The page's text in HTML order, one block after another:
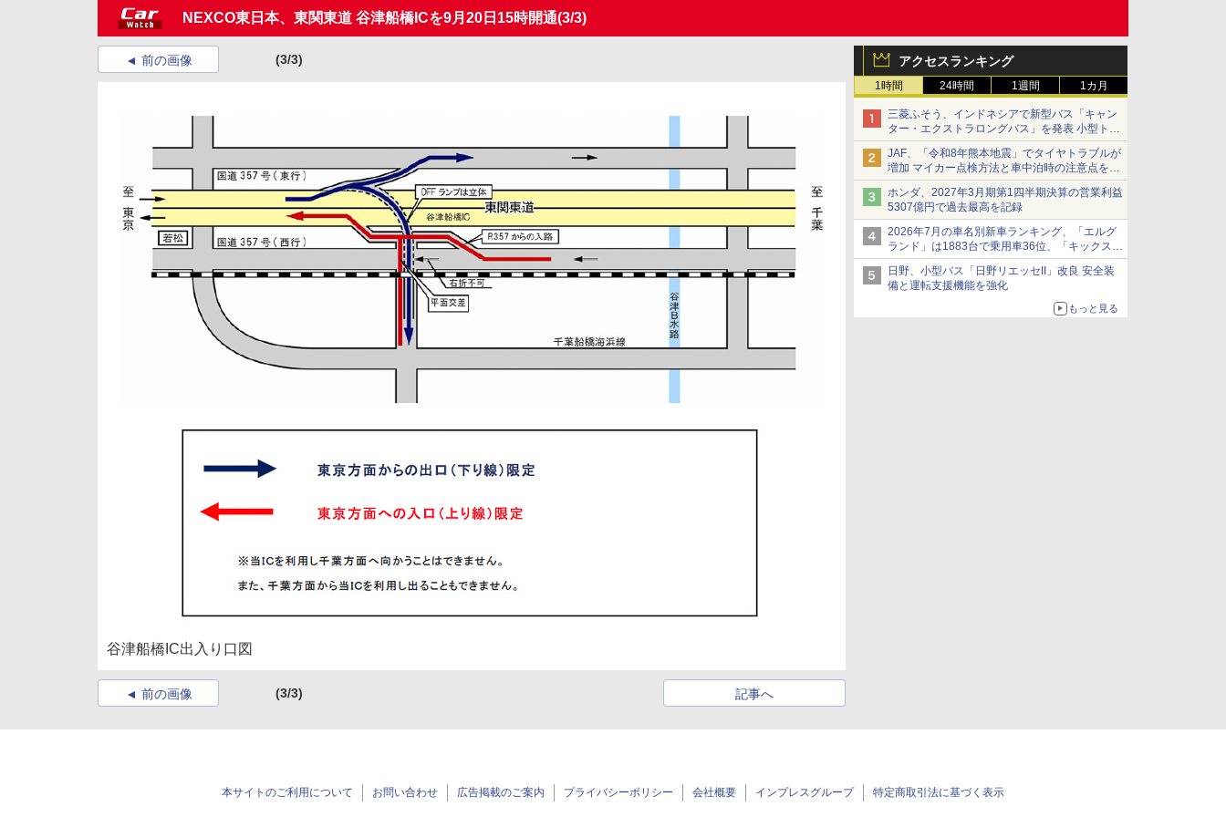
NEXCO東日本、東関東道 谷津船橋ICを9月20日15時開通(3/3)
アクセスランキング
1時間 24時間 1週間 1カ月
三菱ふそう、インドネシアで新型バス「キャン
ター・エクストラロングバス」を発表 小型トラ
ックベースの観光・旅客輸送向けバス
JAF、「令和8年熊本地震」でタイヤトラブルが
増加 マイカー点検方法と車中泊時の注意点を呼
びかけ
ホンダ、2027年3月期第1四半期決算の営業利益
5307億円で過去最高を記録
2026年7月の車名別新車ランキング、「エルグ
ランド」は1883台で乗用車36位、「キックス」
は2591台で27位に
日野、小型バス「日野リエッセII」改良 安全装
備と運転支援機能を強化
もっと見る
前の画像 (3/3)
谷津船橋IC出入り口図
前の画像 (3/3) 記事へ
本サイトのご利用について お問い合わせ 広告掲載のご案内 プライバシーポリシー 会社概要 インプレスグループ 特定商取引法に基づく表示